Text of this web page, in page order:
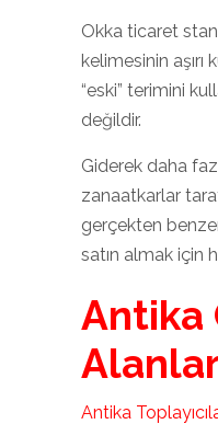
Okka ticaret
kelimesinin aşırı
“eski” terimini
değildir.
Giderek daha
zanaatkarlar
gerçekten
satın almak için
Antika
Antika